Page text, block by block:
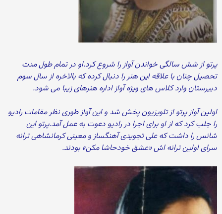
پرتو از شش سالگی خواندن آواز را شروع کرد.او در تمام طول مدت
تحصیل چنان با علاقه این هنر را دنبال کرده که بالاخره از سال سوم
دبیرستان وارد کلاس های ویژه آواز اداره هنرهای زیبا می شود.
اولین آواز پرتو از تلویزیون پخش شد و این آواز طوری نظر مقامات رادیو
را جلب کرد که از او برای اجرا در رادیو دعوت به عمل آمد.پرتو این
شانس را داشت که علی تجویدی آهنگساز و معینی کرمانشاهی ترانه
سرای اولین ترانه اش «عشق خودحاشا مکن» بودند.